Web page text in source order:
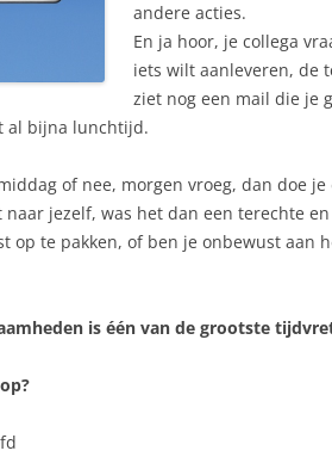
andere acties.
En ja hoor, je collega
iets wilt aanleveren, de
ziet nog een mail die je
al bijna lunchtijd.
of nee, morgen vroeg, dan doe
jezelf, was het dan een terechte
op te pakken, of ben je onbewust aan
is één van de grootste